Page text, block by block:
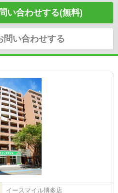
い合わせする(無料)
問い合わせする
イースマイル博多店